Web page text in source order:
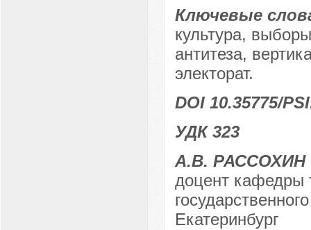
Ключевые
культура,
антитеза,
электорат.
DOI 10.35775/
УДК 323
А.В. РАССОХИН
доцент кафедры
Екатеринбург